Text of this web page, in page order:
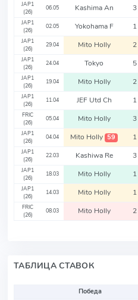
JAP1
(26)
06.05 Kashima An 3
JAP1
(26)
02.05 Yokohama F 1
JAP1
(26)
29.04 Mito Holly 2
JAP1
(26)
24.04 Tokyo 5
JAP1
(26)
19.04 Mito Holly 2
JAP1
(26)
11.04 JEF Utd Ch 1
FRIC
(26)
05.04 Mito Holly 3
JAP1
(26)
04.04 Mito Holly 59 1
JAP1
(26)
22.03 Kashiwa Re 3
JAP1
(26)
18.03 Mito Holly 1
JAP1
(26)
14.03 Mito Holly 1
FRIC
(26)
08.03 Mito Holly 2
ТАБЛИЦА СТАВОК
Победа